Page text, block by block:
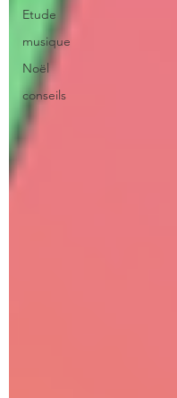
Etude
musique
Noël
conseils